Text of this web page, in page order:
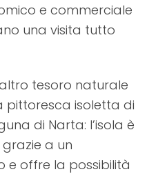
e commerciale
una visita tutto
tesoro naturale
pittoresca isoletta di
di Narta: l’isola è
a un
e offre la possibilità